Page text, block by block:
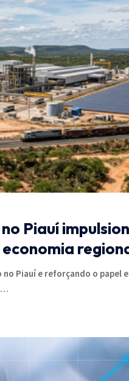
Piauí
no Piauí e reforçando o papel